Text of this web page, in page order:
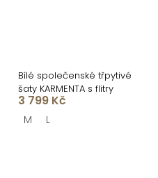
Bílé společenské třpytivé
šaty KARMENTA s flitry
3 799 Kč
M L